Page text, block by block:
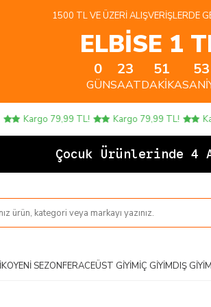
1500 TL VE ÜZERI ALIŞVERIŞLERDE
ELBİSE 1
0
GÜN
23
SAAT
51
DAKIKA
53
Kargo 79,99 TL! Kargo 79,99 TL!
Çocuk Ürünlerinde 4 AL
YENI SEZONFERACEÜST GIYIMİÇ GIYIMDIŞ GIYIM